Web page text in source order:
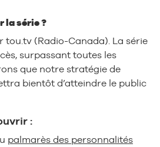
la série ?
tou.tv (Radio-Canada). La série
surpassant toutes les
que notre stratégie de
bientôt d’atteindre le public
:
palmarès des personnalités